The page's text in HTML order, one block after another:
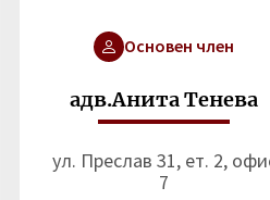
Основен член
адв.Анита Тенева
ул. Преслав 31, ет. 2,
7